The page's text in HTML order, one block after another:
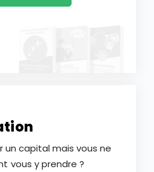
un capital mais vous ne
vous y prendre ?